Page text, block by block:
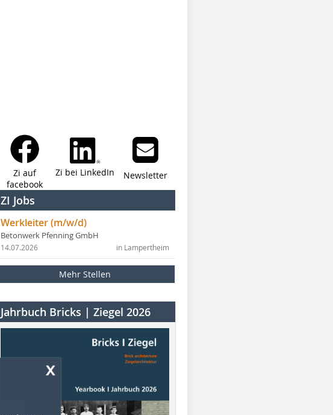
x
Zi auf
facebook
Zi bei LinkedIn Newsletter
ZI Jobs
Werkleiter (m/w/d)
Betonwerk Pfenning GmbH
in Lampertheim
14.07.2026
Mehr Stellen
Jahrbuch Bricks | Ziegel 2026